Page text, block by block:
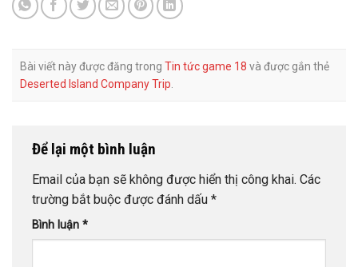
Bài viết này được đăng trong Tin tức game 18 và được gắn thẻ
Deserted Island Company Trip.
Để lại một bình luận
Email của bạn sẽ không được hiển thị công khai. Các
trường bắt buộc được đánh dấu *
Bình luận *